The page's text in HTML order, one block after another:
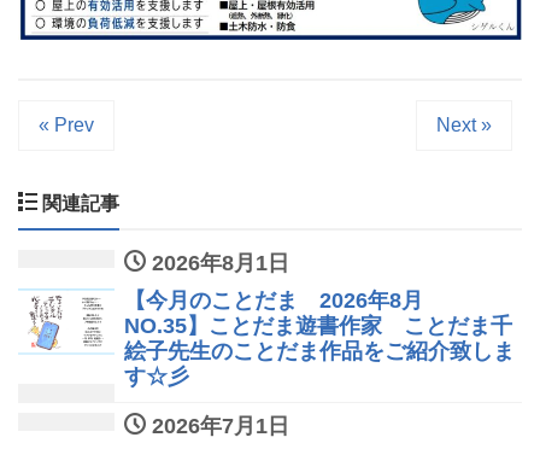
« Prev Next »
関連記事
2026年8月1日
【今月のことだま 2026年8月
NO.35】ことだま遊書作家 ことだま千
絵子先生のことだま作品をご紹介致しま
す☆彡
2026年7月1日